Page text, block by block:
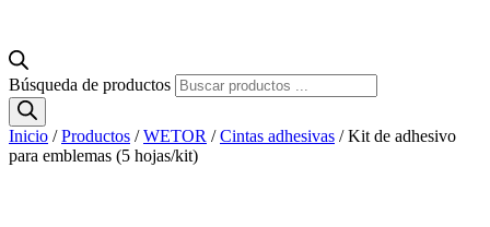
Búsqueda de productos
Inicio /Productos /WETOR /Cintas adhesivas / Kit de adhesivo
para emblemas (5 hojas/kit)